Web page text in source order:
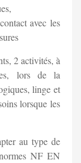
avec les
2 activités, à
lors de la
linge et
lorsque les
au type de
NF EN